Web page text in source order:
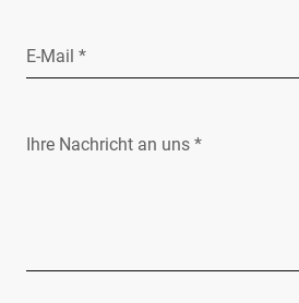
E-Mail *
Ihre Nachricht an uns *